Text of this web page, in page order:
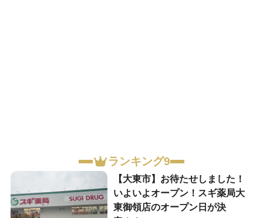
ランキング9
【大東市】お待たせしました！
いよいよオープン！スギ薬局大
東御領店のオープン日が決